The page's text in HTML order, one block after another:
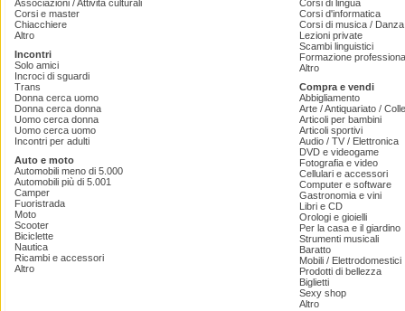
Associazioni / Attività culturali
Corsi e master
Chiacchiere
Altro
Incontri
Solo amici
Incroci di sguardi
Trans
Donna cerca uomo
Donna cerca donna
Uomo cerca donna
Uomo cerca uomo
Incontri per adulti
Auto e moto
Automobili meno di 5.000
Automobili più di 5.001
Camper
Fuoristrada
Moto
Scooter
Biciclette
Nautica
Ricambi e accessori
Altro
Corsi di lingua
Corsi d'informatica
Corsi di musica /
Lezioni private
Scambi linguistici
Formazione
Altro
Compra e vendi
Abbigliamento
Arte / Antiquariato /
Articoli per bambini
Articoli sportivi
Audio / TV / Elettronica
DVD e videogame
Fotografia e video
Cellulari e accessori
Computer e software
Gastronomia e vini
Libri e CD
Orologi e gioielli
Per la casa e il giardino
Strumenti musicali
Baratto
Mobili / Elettrodomestici
Prodotti di bellezza
Biglietti
Sexy shop
Altro